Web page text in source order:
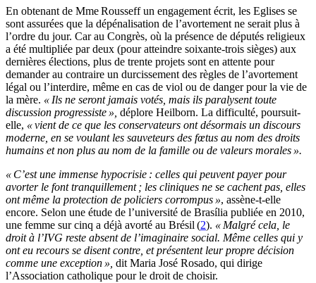
En obtenant de Mme Rousseff un engagement écrit, les Eglises se
sont assurées que la dépénalisation de l’avortement ne serait plus à
l’ordre du jour. Car au Congrès, où la présence de députés religieux
a été multipliée par deux (pour atteindre soixante-trois sièges) aux
dernières élections, plus de trente projets sont en attente pour
demander au contraire un durcissement des règles de l’avortement
légal ou l’interdire, même en cas de viol ou de danger pour la vie de
la mère. « Ils ne seront jamais votés, mais ils paralysent toute
discussion progressiste », déplore Heilborn. La difficulté, poursuit-
elle, « vient de ce que les conservateurs ont désormais un discours
moderne, en se voulant les sauveteurs des fœtus au nom des droits
humains et non plus au nom de la famille ou de valeurs morales ».
« C’est une immense hypocrisie : celles qui peuvent payer pour
avorter le font tranquillement ; les cliniques ne se cachent pas, elles
ont même la protection de policiers corrompus », assène-t-elle
encore. Selon une étude de l’université de Brasília publiée en 2010,
une femme sur cinq a déjà avorté au Brésil (2). « Malgré cela, le
droit à l’IVG reste absent de l’imaginaire social. Même celles qui y
ont eu recours se disent contre, et présentent leur propre décision
comme une exception », dit Maria José Rosado, qui dirige
l’Association catholique pour le droit de choisir.